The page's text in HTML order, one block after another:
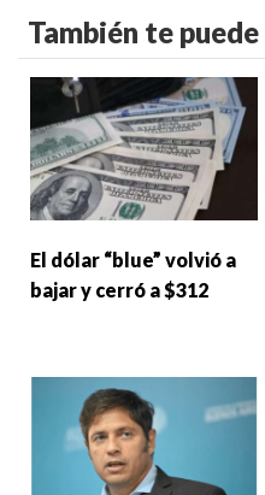
También te
El dólar “blue” volvió a
bajar y cerró a $312